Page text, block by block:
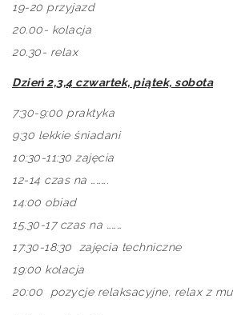
19-20 przyjazd
20.00- kolacja
20.30- relax
Dzień 2,3,4czwartek, piątek, sobota
7:30-9:00 praktyka
9:30 lekkie śniadani
10:30-11:30 zajęcia
12-14 czas na ……….
14:00 obiad
15.30-17 czas na ………
17:30-18:30
zajęcia techniczne
19:00 kolacja
20:00 pozycje relaksacyjne, relaxz